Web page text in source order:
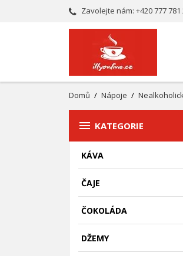
Zavolejte nám: +420 777 781
Domů Nápoje
 KATEGORIE
KÁVA
ČAJE
ČOKOLÁDA
DŽEMY